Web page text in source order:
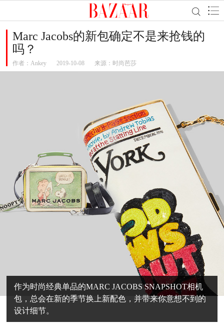
Marc Jacobs的新包确定不是来抢钱的
吗？
作者： Ankey 2019-10-08 来源：时尚芭莎
作为时尚经典单品的MARC JACOBS SNAPSHOT相机
包，总会在新的季节换上新配色，并带来你意想不到的
设计细节。